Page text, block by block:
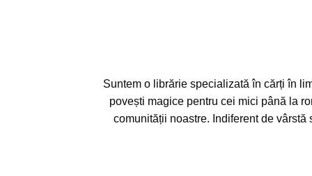
Suntem o librărie specializată în cărți în
povești magice pentru cei mici până la
comunității noastre. Indiferent de